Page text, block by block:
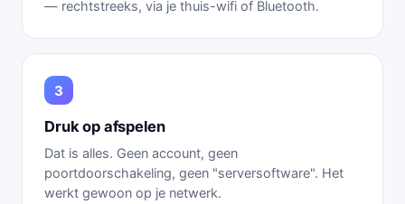
— rechtstreeks, via je thuis-wifi of Bluetooth.
Druk op afspelen
Dat is alles. Geen account, geen
poortdoorschakeling, geen "serversoftware". Het
werkt gewoon op je netwerk.